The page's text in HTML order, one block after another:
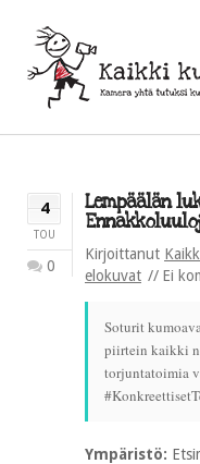
4
TOU
0
Lempäälän
Kirjoittanut
elokuvat
Ei
Soturit
piirtein kaikki
torjuntatoimia
Ympäristö: